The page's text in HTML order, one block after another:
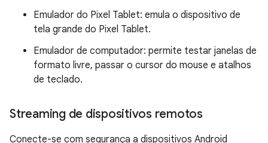
Emulador do Pixel Tablet: emula o dispositivo de
tela grande do Pixel Tablet.
Emulador de computador: permite testar janelas de
formato livre, passar o cursor do mouse e atalhos
de teclado.
Streaming de dispositivos remotos
Conecte-se com segurança a dispositivos Android